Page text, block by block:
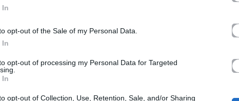
In
opt-out of the Sale of my Personal Data.
In
opt-out of processing my Personal Data for Targeted
In
opt-out of Collection, Use, Retention, Sale, and/or Sharing